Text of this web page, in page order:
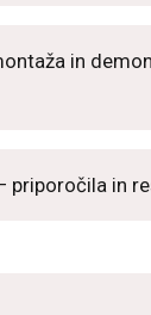
in
priporočila in